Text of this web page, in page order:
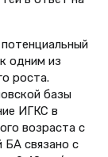
одним из
роста.
базы
ИГКС в
возраста с
БА связано с